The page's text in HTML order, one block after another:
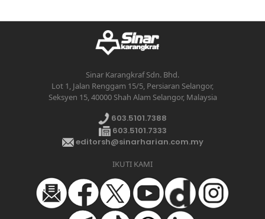
Sinar Karangkraf Sdn. Bhd.
Lot 1, Jalan Renggam 15/5, Persiaran Selangor,
Seksyen 15, 40000 Shah Alam Selangor, Malaysia
603.5101.7388
603.5101.7333
editorsh@sinarharian.com.my
IKUTI KAMI